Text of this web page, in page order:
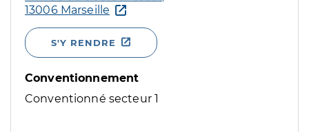
13006 Marseille
S'Y RENDRE
Conventionnement
Conventionné secteur 1